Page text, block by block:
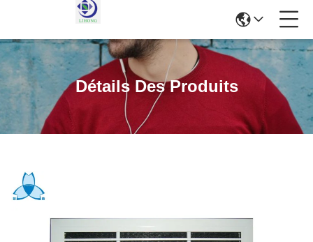
Détails Des Produits